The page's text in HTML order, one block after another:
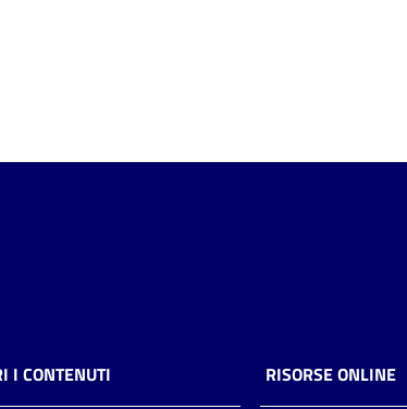
I CONTENUTI RISORSE ONLINE